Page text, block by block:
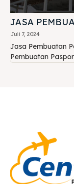
JASA
Juli 7, 2024
Jasa Pembuatan
Pembuatan